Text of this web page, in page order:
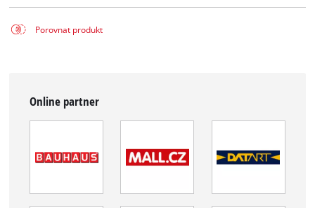
Porovnat produkt
Online partner